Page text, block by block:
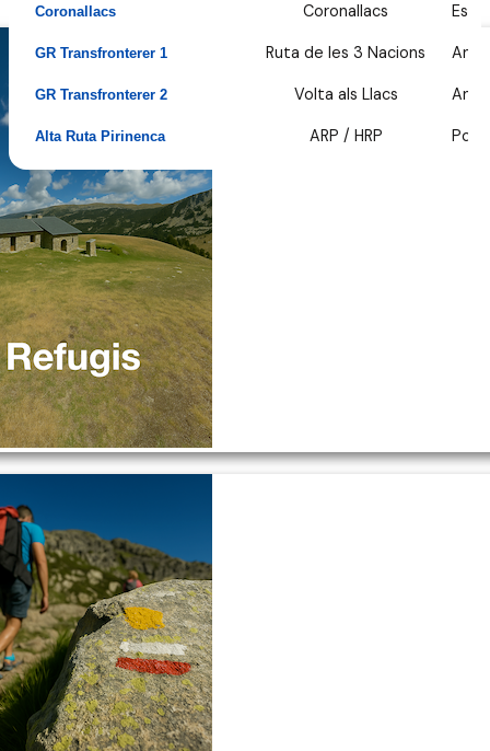
Coronallacs Coronallacs
GR Transfronterer 1 Ruta de les 3 Nacions
GR Transfronterer 2 Volta als Llacs
Alta Ruta Pirinenca ARP / HRP Port